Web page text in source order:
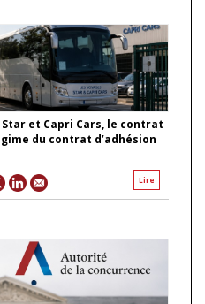
et Capri Cars, le contrat
du contrat d’adhésion
Lire